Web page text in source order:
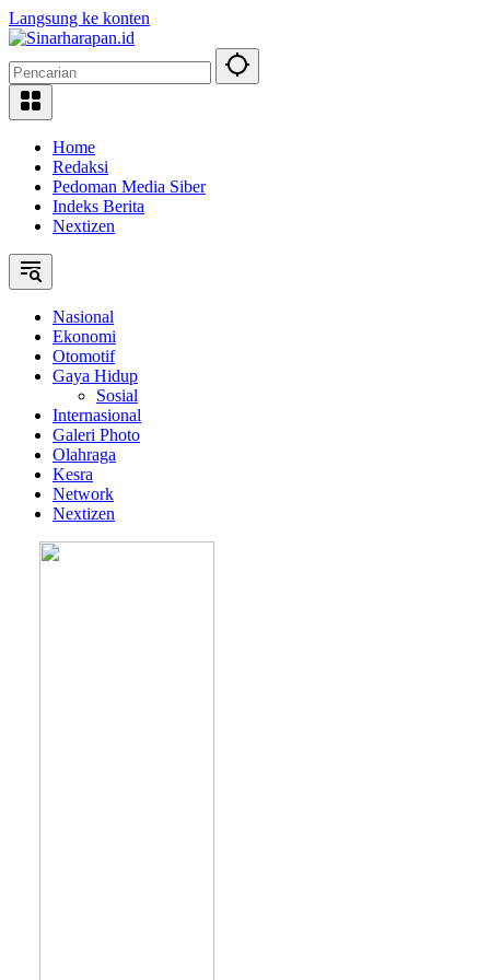
Langsung ke konten
Home
Redaksi
Pedoman Media Siber
Indeks Berita
Nextizen
Nasional
Ekonomi
Otomotif
Gaya Hidup
Sosial
Internasional
Galeri Photo
Olahraga
Kesra
Network
Nextizen